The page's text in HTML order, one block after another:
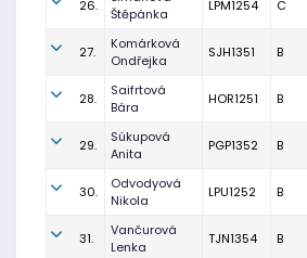
26.
Štěpánka
LPM1254 C
27.
Komárková
Ondřejka
SJH1351 B
28.
Saifrtová
Bára
HOR1251 B
29.
Súkupová
Anita
PGP1352 B
30.
Odvodyová
Nikola
LPU1252 B
31.
Vančurová
Lenka
TJN1354 B